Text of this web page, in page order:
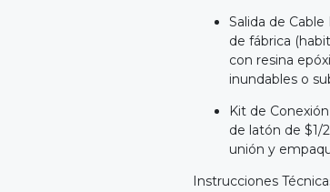
Salida de
de fábrica
con resina
inundables o
Kit de
de latón de $1/
unión y
Instrucciones